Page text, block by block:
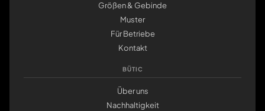
Größen & Gebinde
Muster
Für Betriebe
Kontakt
BÜTIC
Über uns
Nachhaltigkeit